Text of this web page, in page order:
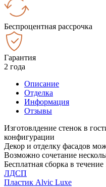
Беспроцентная рассрочка
Гарантия
2 года
Описание
Отделка
Информация
Отзывы
Изготовлдение стенок в
конфигурации
Декор и отделку фасадов
Возможно сочетание
Бесплатная сборка в
ЛДСП
Пластик Alvic Luxe